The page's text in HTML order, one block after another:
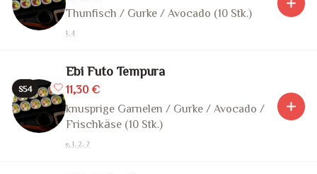
Thunfisch / Gurke / Avocado (10 Stk.)
1, 4
S54
Ebi Futo Tempura
11,30 €
knusprige Garnelen / Gurke / Avocado /
Frischkäse (10 Stk.)
e, 1, 2, 7